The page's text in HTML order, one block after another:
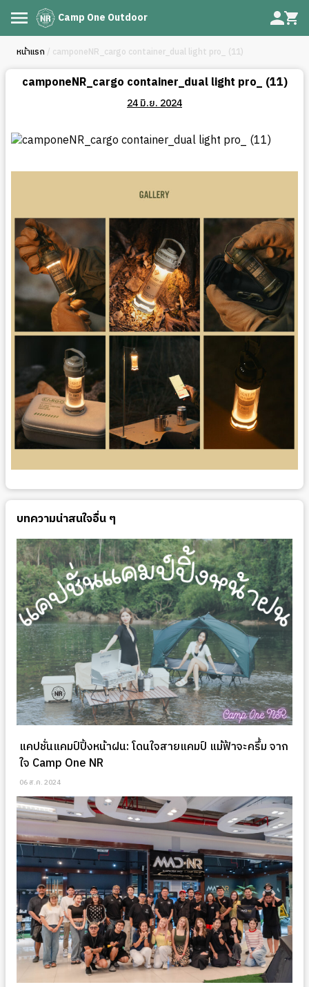
Camp One Outdoor
หน้าแรก / camponeNR_cargo container_dual light pro_ (11)
camponeNR_cargo container_dual light pro_ (11)
24 มิ.ย. 2024
บทความน่าสนใจอื่น ๆ
แคปชั่นแคมป์ปิ้งหน้าฝน: โดนใจสายแคมป์ แม้ฟ้าจะครึ้ม จาก
ใจ Camp One NR
06 ส.ค. 2024